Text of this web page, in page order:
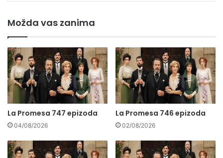
Možda vas zanima
La Promesa 747 epizoda
04/08/2026
La Promesa 746 epizoda
02/08/2026